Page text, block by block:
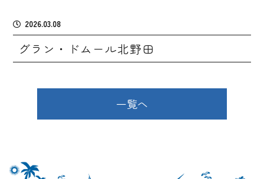
2026.03.08
グラン・ドムール北野田
一覧へ